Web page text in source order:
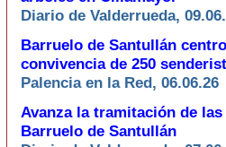
Diario de Valderrueda,
Barruelo de Santullán
convivencia de 250
Palencia en la Red, 06.06.26
Avanza la tramitación de
Barruelo de Santullán